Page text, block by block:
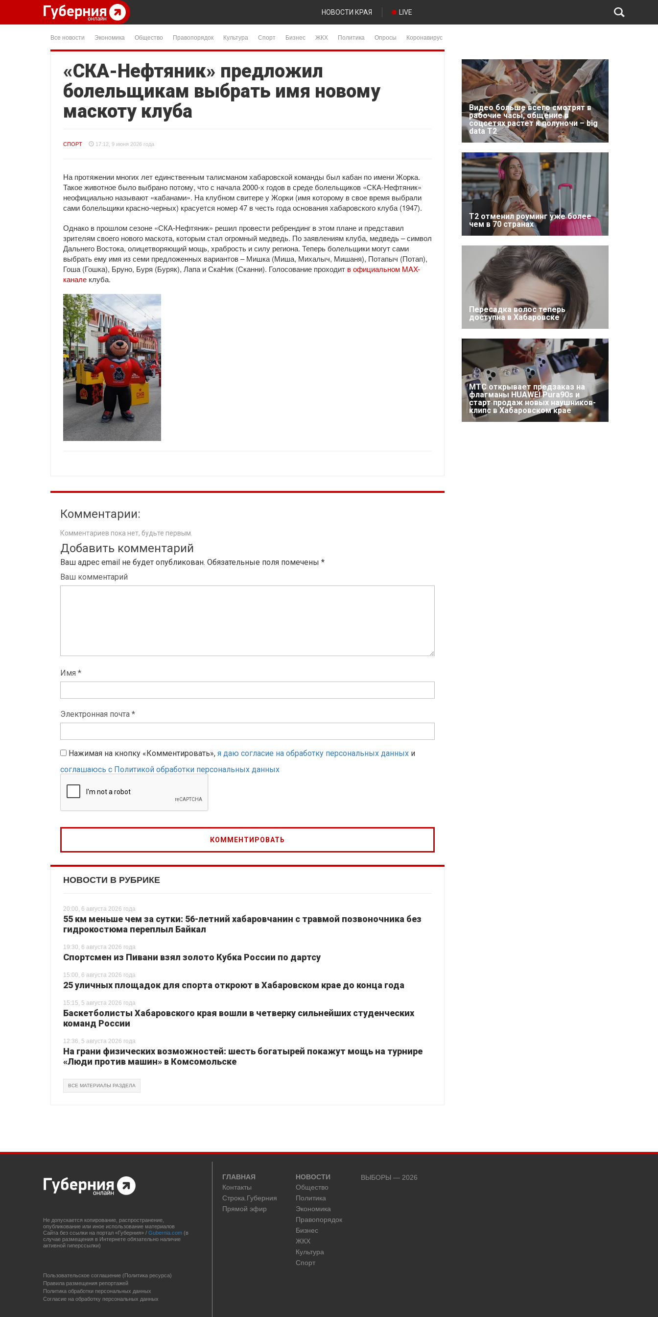
НОВОСТИ КРАЯ LIVE
Все новости Экономика Общество Правопорядок Культура Спорт Бизнес ЖКХ Политика Опросы Коронавирус
«СКА-Нефтяник» предложил
болельщикам выбрать имя новому
маскоту клуба
СПОРТ 17:12, 9 июня 2026 года
На протяжении многих лет единственным талисманом хабаровской команды был кабан по имени Жорка.
Такое животное было выбрано потому, что с начала 2000-х годов в среде болельщиков «СКА-Нефтяник»
неофициально называют «кабанами». На клубном свитере у Жорки (имя которому в свое время выбрали
сами болельщики красно-черных) красуется номер 47 в честь года основания хабаровского клуба (1947).
Однако в прошлом сезоне «СКА-Нефтяник» решил провести ребрендинг в этом плане и представил
зрителям своего нового маскота, которым стал огромный медведь. По заявлениям клуба, медведь – символ
Дальнего Востока, олицетворяющий мощь, храбрость и силу региона. Теперь болельщики могут сами
выбрать ему имя из семи предложенных вариантов – Мишка (Миша, Михалыч, Мишаня), Потапыч (Потап),
Гоша (Гошка), Бруно, Буря (Буряк), Лапа и СкаНик (Сканни). Голосование проходит в официальном MAX-
канале клуба.
Комментарии:
Комментариев пока нет, будьте первым.
Добавить комментарий
Ваш адрес email не будет опубликован. Обязательные поля помечены *
Ваш комментарий
Имя *
Электронная почта *
Нажимая на кнопку «Комментировать», я даю согласие на обработку персональных данных и
соглашаюсь с Политикой обработки персональных данных
НОВОСТИ В РУБРИКЕ
20:00, 6 августа 2026 года
55 км меньше чем за сутки: 56-летний хабаровчанин с травмой позвоночника без
гидрокостюма переплыл Байкал
19:30, 6 августа 2026 года
Спортсмен из Пивани взял золото Кубка России по дартсу
15:00, 6 августа 2026 года
25 уличных площадок для спорта откроют в Хабаровском крае до конца года
15:15, 5 августа 2026 года
Баскетболисты Хабаровского края вошли в четверку сильнейших студенческих
команд России
12:36, 5 августа 2026 года
На грани физических возможностей: шесть богатырей покажут мощь на турнире
«Люди против машин» в Комсомольске
ВСЕ МАТЕРИАЛЫ РАЗДЕЛА
Видео больше всего смотрят в
рабочие часы, общение в
соцсетях растет к полуночи – big
data T2
Т2 отменил роуминг уже более
чем в 70 странах
Пересадка волос теперь
доступна в Хабаровске
МТС открывает предзаказ на
флагманы HUAWEI Pura90s и
старт продаж новых наушников-
клипс в Хабаровском крае
Не допускается копирование, распространение,
опубликование или иное использование материалов
Сайта без ссылки на портал «Губерния» / Gubernia.com (в
случае размещения в Интернете обязательно наличие
активной гиперссылки)
Пользовательское соглашение (Политика ресурса)
Правила размещения репортажей
Политика обработки персональных данных
Согласие на обработку персональных данных
ГЛАВНАЯ
Контакты
Строка.Губерния
Прямой эфир
НОВОСТИ
Общество
Политика
Экономика
Правопорядок
Бизнес
ЖКХ
Культура
Спорт
ВЫБОРЫ — 2026